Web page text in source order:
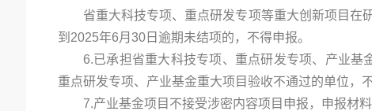
省重大科技专项、重点研发专项等重大创新项目在
到2025年6月30日逾期未结项的，不得申报。
6.已承担省重大科技专项、重点研发专项、产业基
重点研发专项、产业基金重大项目验收不通过的单位，不
7.产业基金项目不接受涉密内容项目申报，申报材料